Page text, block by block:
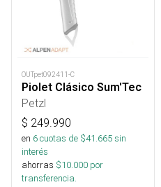
OUTpet092411-C
Piolet Clásico Sum'Tec
Petzl
$ 249.990
en 6cuotas de $41.665sin
interés
ahorras $10.000 por
transferencia.